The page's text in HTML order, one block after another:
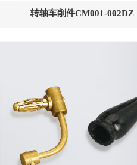
转轴车削件CM001-002DZ